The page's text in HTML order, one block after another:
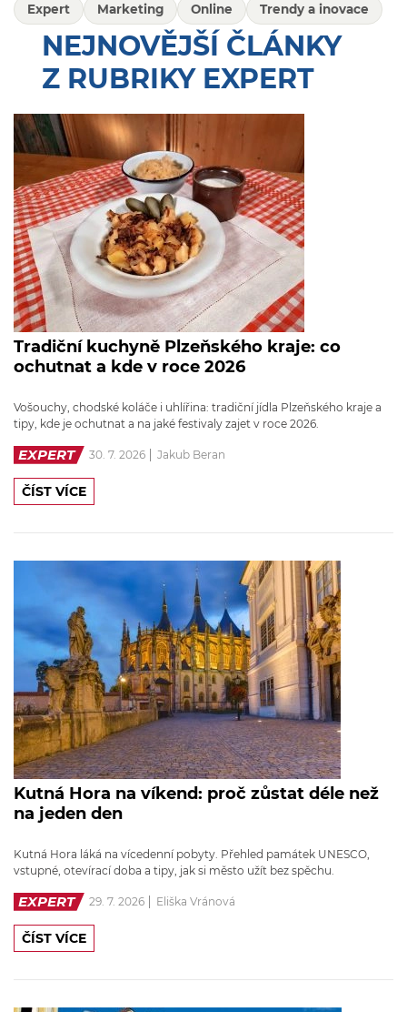
Expert
Marketing Online Trendy a inovace
NEJNOVĚJŠÍ ČLÁNKY
Z RUBRIKY EXPERT
Tradiční kuchyně Plzeňského kraje: co
ochutnat a kde v roce 2026
Vošouchy, chodské koláče i uhlířina: tradiční jídla Plzeňského kraje a
tipy, kde je ochutnat a na jaké festivaly zajet v roce 2026.
EXPERT 30. 7. 2026 Jakub Beran
ČÍST VÍCE
Kutná Hora na víkend: proč zůstat déle než
na jeden den
Kutná Hora láká na vícedenní pobyty. Přehled památek UNESCO,
vstupné, otevírací doba a tipy, jak si město užít bez spěchu.
EXPERT 29. 7. 2026 Eliška Vránová
ČÍST VÍCE